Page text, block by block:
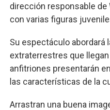
dirección responsable de
con varias figuras
Su espectáculo abordará
extraterrestres que
anfitriones presentarán
las características de la
Arrastran una buena